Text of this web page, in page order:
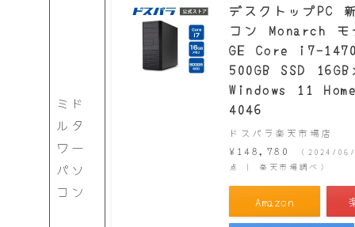
ミド
ルタ
ワー
パソ
コン
デスクトップPC
コン Monarch モ
GE Core i7-
500GB SSD 16GB
Windows 11
4046
ドスパラ楽天市場店
¥148,780
（2024/
点 | 楽天市場調べ）
Amazon